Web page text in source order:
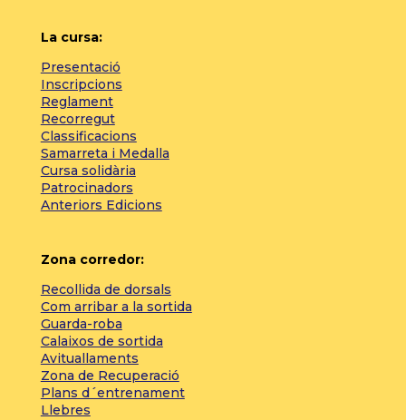
La cursa:
Presentació
Inscripcions
Reglament
Recorregut
Classificacions
Samarreta i Medalla
Cursa solidària
Patrocinadors
Anteriors Edicions
Zona corredor:
Recollida de dorsals
Com arribar a la sortida
Guarda-roba
Calaixos de sortida
Avituallaments
Zona de Recuperació
Plans d´entrenament
Llebres